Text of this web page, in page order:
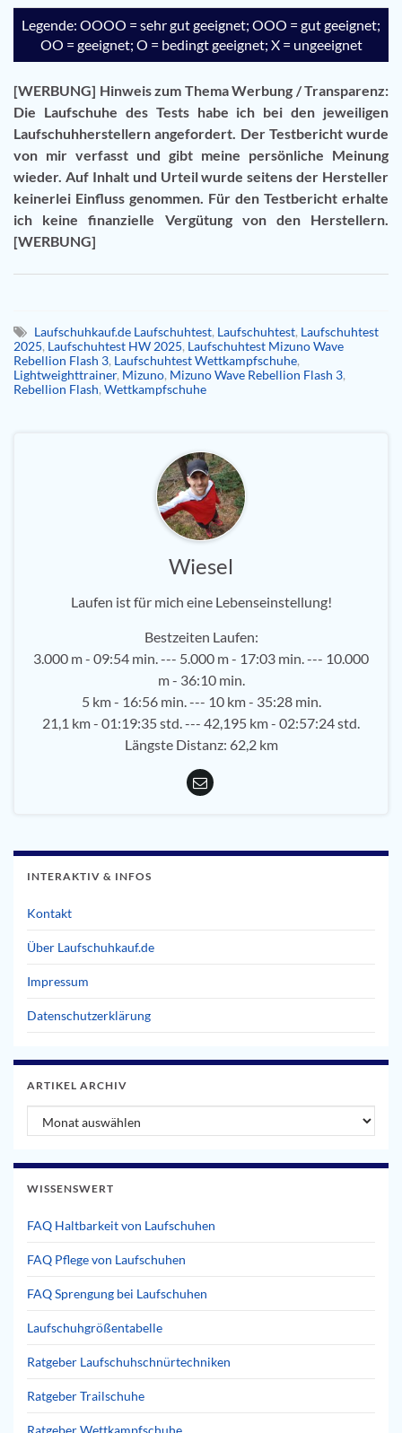
Legende: OOOO = sehr gut geeignet; OOO = gut geeignet;
OO = geeignet; O = bedingt geeignet; X = ungeeignet
[WERBUNG] Hinweis zum Thema Werbung / Transparenz:
Die Laufschuhe des Tests habe ich bei den jeweiligen
Laufschuhherstellern angefordert. Der Testbericht wurde
von mir verfasst und gibt meine persönliche Meinung
wieder. Auf Inhalt und Urteil wurde seitens der Hersteller
keinerlei Einfluss genommen. Für den Testbericht erhalte
ich keine finanzielle Vergütung von den Herstellern.
[WERBUNG]
Laufschuhkauf.de Laufschuhtest, Laufschuhtest, Laufschuhtest
2025, Laufschuhtest HW 2025, Laufschuhtest Mizuno Wave
Rebellion Flash 3, Laufschuhtest Wettkampfschuhe,
Lightweighttrainer, Mizuno, Mizuno Wave Rebellion Flash 3,
Rebellion Flash, Wettkampfschuhe
Wiesel
Laufen ist für mich eine Lebenseinstellung!
Bestzeiten Laufen:
3.000 m - 09:54 min. --- 5.000 m - 17:03 min. --- 10.000
m - 36:10 min.
5 km - 16:56 min. --- 10 km - 35:28 min.
21,1 km - 01:19:35 std. --- 42,195 km - 02:57:24 std.
Längste Distanz: 62,2 km
INTERAKTIV & INFOS
Kontakt
Über Laufschuhkauf.de
Impressum
Datenschutzerklärung
ARTIKEL ARCHIV
Artikel Archiv
WISSENSWERT
FAQ Haltbarkeit von Laufschuhen
FAQ Pflege von Laufschuhen
FAQ Sprengung bei Laufschuhen
Laufschuhgrößentabelle
Ratgeber Laufschuhschnürtechniken
Ratgeber Trailschuhe